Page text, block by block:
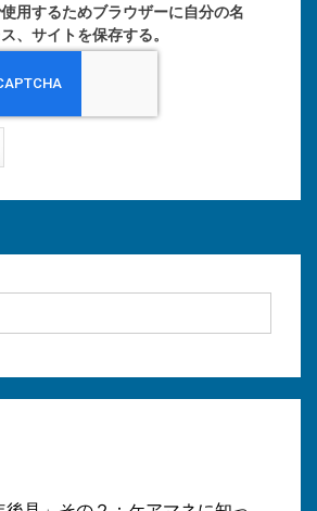
用するためブラウザーに自分の名
、サイトを保存する。